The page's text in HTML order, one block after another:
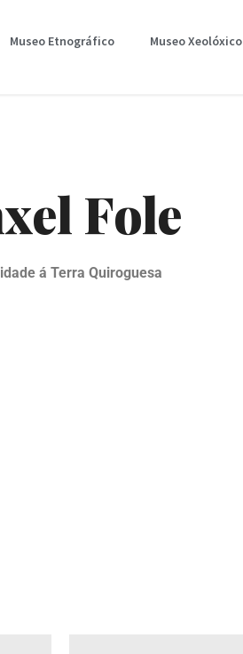
Museo Etnográfico Museo Xeolóxico
Fole
á Terra Quiroguesa